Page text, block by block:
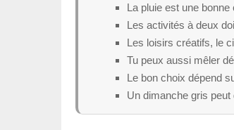
La pluie est une
Les activités à deux
Les loisirs créatifs, le
Tu peux aussi mêler
Le bon choix dépend
Un dimanche gris